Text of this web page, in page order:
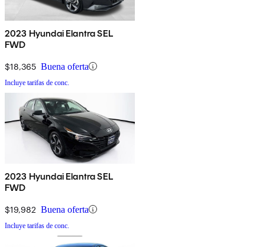
2023 Hyundai Elantra SEL
FWD
$18,365 Buena oferta
Incluye tarifas de conc.
2023 Hyundai Elantra SEL
FWD
$19,982 Buena oferta
Incluye tarifas de conc.